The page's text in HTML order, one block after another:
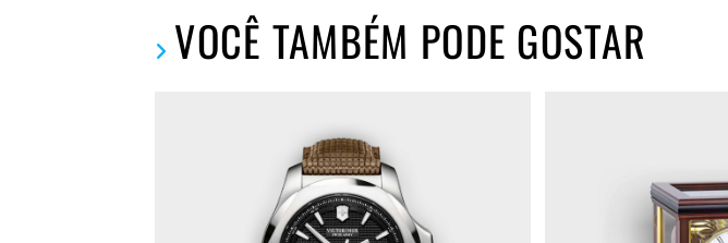
VOCÊ TAMBÉM PODE GOSTAR